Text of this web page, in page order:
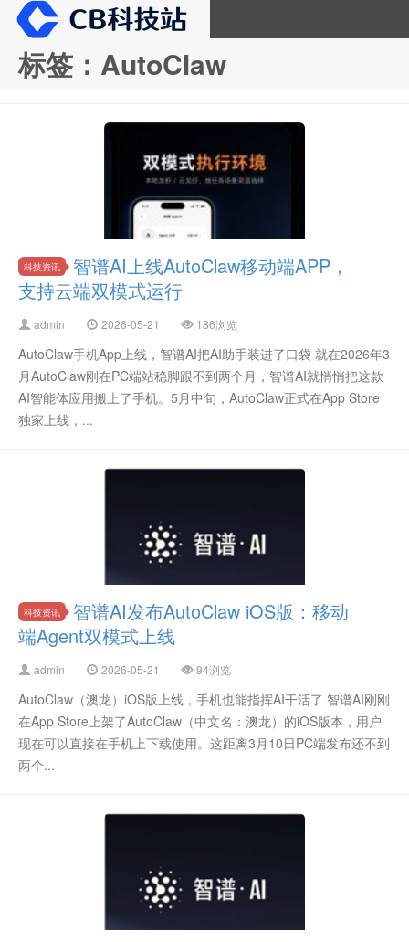
标签：AutoClaw
科技资讯
智谱AI上线AutoClaw移动端APP，
支持云端双模式运行
admin 2026-05-21 186浏览
AutoClaw手机App上线，智谱AI把AI助手装进了口袋 就在2026年3
月AutoClaw刚在PC端站稳脚跟不到两个月，智谱AI就悄悄把这款
AI智能体应用搬上了手机。5月中旬，AutoClaw正式在App Store
独家上线，...
科技资讯
智谱AI发布AutoClaw iOS版：移动
端Agent双模式上线
admin 2026-05-21 94浏览
AutoClaw（澳龙）iOS版上线，手机也能指挥AI干活了 智谱AI刚刚
在App Store上架了AutoClaw（中文名：澳龙）的iOS版本，用户
现在可以直接在手机上下载使用。这距离3月10日PC端发布还不到
两个...